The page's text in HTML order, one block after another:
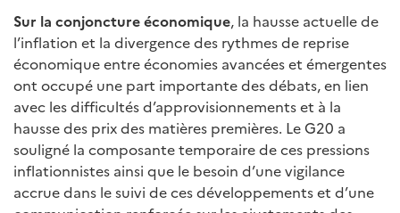
Sur la conjoncture économique, la hausse actuelle de
l’inflation et la divergence des rythmes de reprise
économique entre économies avancées et émergentes
ont occupé une part importante des débats, en lien
avec les difficultés d’approvisionnements et à la
hausse des prix des matières premières. Le G20 a
souligné la composante temporaire de ces pressions
inflationnistes ainsi que le besoin d’une vigilance
accrue dans le suivi de ces développements et d’une